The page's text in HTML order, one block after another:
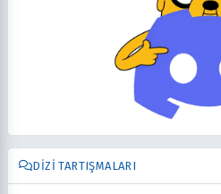
DIZI TARTIŞMALARI